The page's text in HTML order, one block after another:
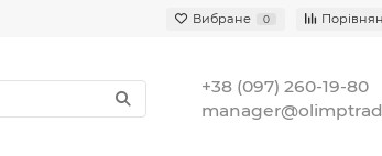
Вибране 0
+38 (097) 260-19-80